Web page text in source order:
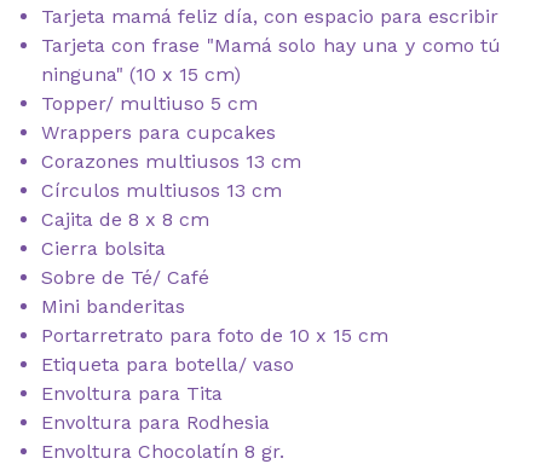
Tarjeta mamá feliz día, con espacio para escribir
Tarjeta con frase "Mamá solo hay una y como tú
ninguna" (10 x 15 cm)
Topper/ multiuso 5 cm
Wrappers para cupcakes
Corazones multiusos 13 cm
Círculos multiusos 13 cm
Cajita de 8 x 8 cm
Cierra bolsita
Sobre de Té/ Café
Mini banderitas
Portarretrato para foto de 10 x 15 cm
Etiqueta para botella/ vaso
Envoltura para Tita
Envoltura para Rodhesia
Envoltura Chocolatín 8 gr.